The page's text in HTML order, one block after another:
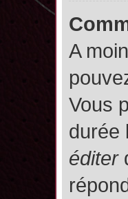
A
Vous
durée
éditer